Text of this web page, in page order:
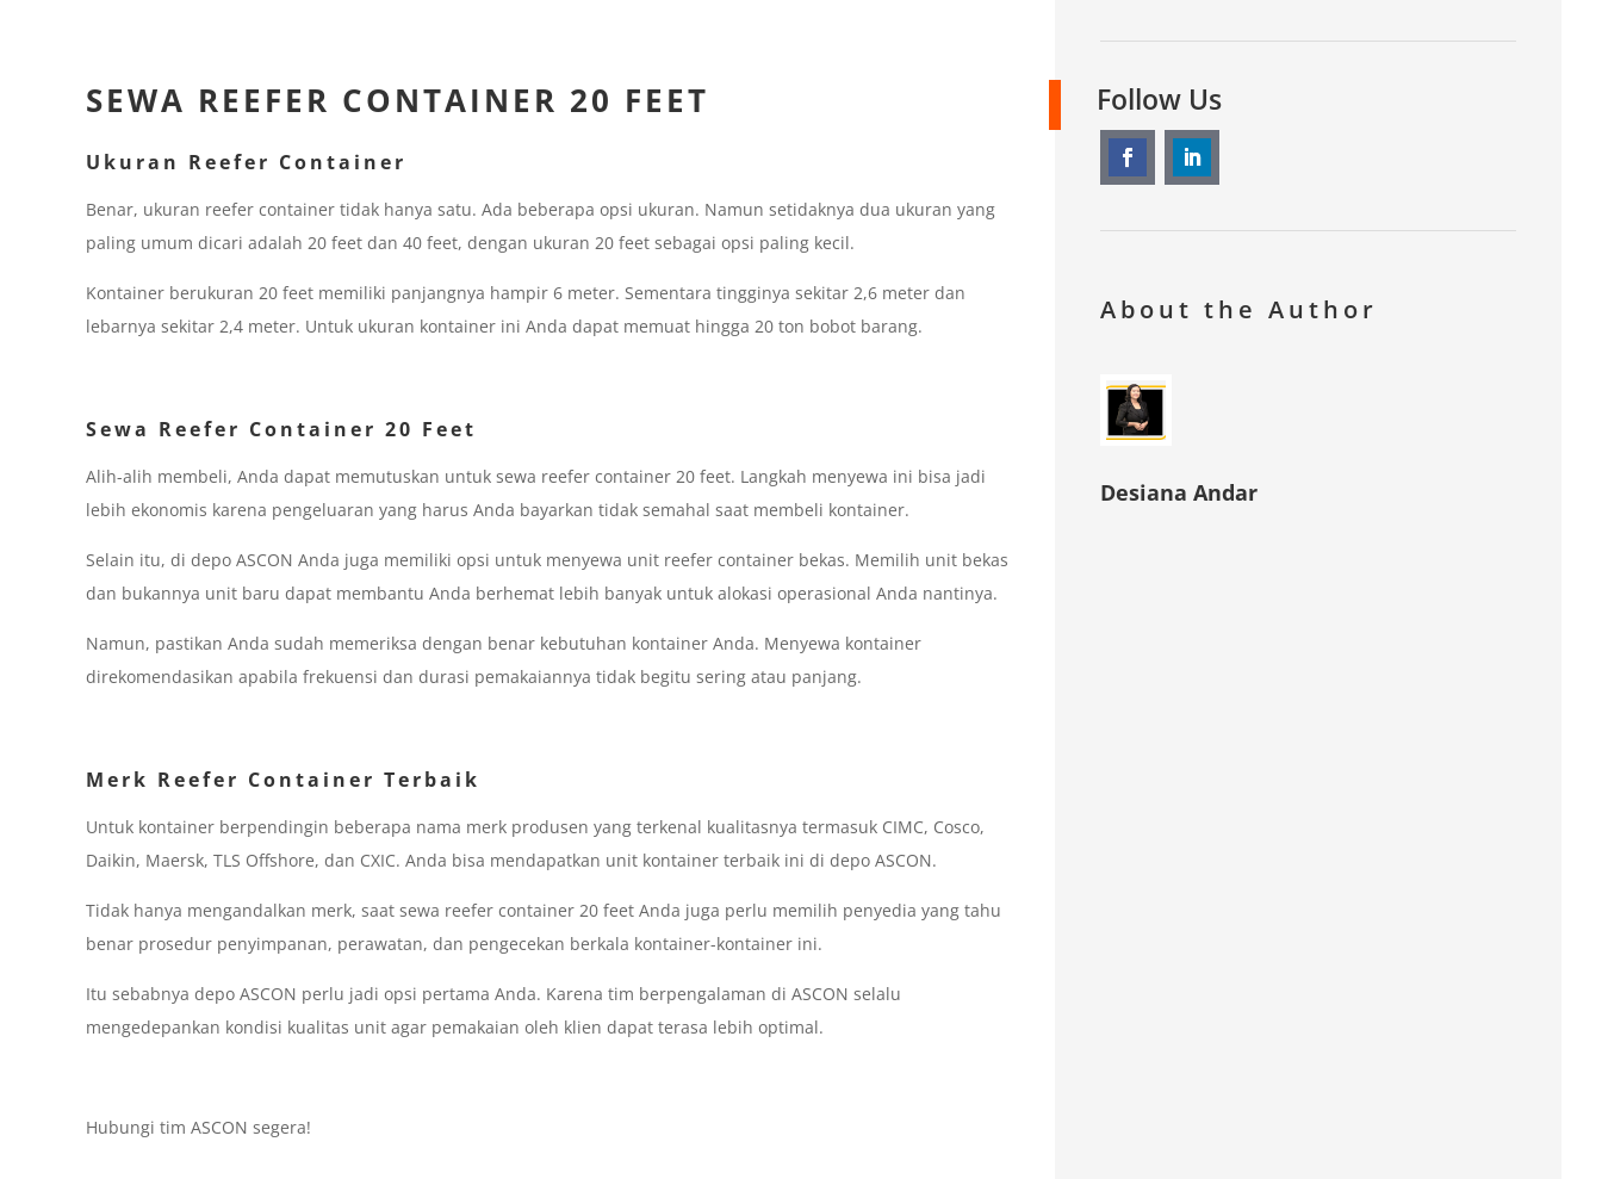
SEWA REEFER CONTAINER 20 FEET
Ukuran Reefer Container
Benar, ukuran reefer container tidak hanya satu. Ada beberapa opsi ukuran. Namun setidaknya dua ukuran yang
paling umum dicari adalah 20 feet dan 40 feet, dengan ukuran 20 feet sebagai opsi paling kecil.
Kontainer berukuran 20 feet memiliki panjangnya hampir 6 meter. Sementara tingginya sekitar 2,6 meter dan
lebarnya sekitar 2,4 meter. Untuk ukuran kontainer ini Anda dapat memuat hingga 20 ton bobot barang.
Sewa Reefer Container 20 Feet
Alih-alih membeli, Anda dapat memutuskan untuk sewa reefer container 20 feet. Langkah menyewa ini bisa jadi
lebih ekonomis karena pengeluaran yang harus Anda bayarkan tidak semahal saat membeli kontainer.
Selain itu, di depo ASCON Anda juga memiliki opsi untuk menyewa unit reefer container bekas. Memilih unit bekas
dan bukannya unit baru dapat membantu Anda berhemat lebih banyak untuk alokasi operasional Anda nantinya.
Namun, pastikan Anda sudah memeriksa dengan benar kebutuhan kontainer Anda. Menyewa kontainer
direkomendasikan apabila frekuensi dan durasi pemakaiannya tidak begitu sering atau panjang.
Merk Reefer Container Terbaik
Untuk kontainer berpendingin beberapa nama merk produsen yang terkenal kualitasnya termasuk CIMC, Cosco,
Daikin, Maersk, TLS Offshore, dan CXIC. Anda bisa mendapatkan unit kontainer terbaik ini di depo ASCON.
Tidak hanya mengandalkan merk, saat sewa reefer container 20 feet Anda juga perlu memilih penyedia yang tahu
benar prosedur penyimpanan, perawatan, dan pengecekan berkala kontainer-kontainer ini.
Itu sebabnya depo ASCON perlu jadi opsi pertama Anda. Karena tim berpengalaman di ASCON selalu
mengedepankan kondisi kualitas unit agar pemakaian oleh klien dapat terasa lebih optimal.
Hubungi tim ASCON segera!
Follow Us
About the Author
Desiana Andar